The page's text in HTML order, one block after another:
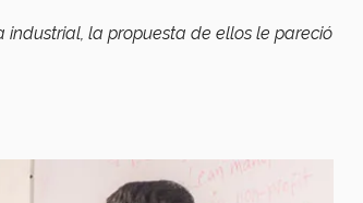
la propuesta de ellos le pareció